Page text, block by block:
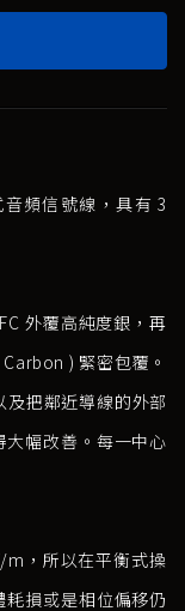
音頻信號線，具有 3
外覆高純度銀，再
) 緊密包覆。
及把鄰近導線的外部
幅改善。每一中心
，所以在平衡式操
損或是相位偏移仍